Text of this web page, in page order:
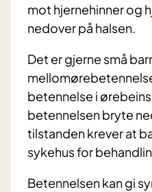
mot hjernehinner og
nedover på halsen.
Det er gjerne små
betennelse i
betennelsen bryte
tilstanden krever at
sykehus for
Betennelsen kan gi